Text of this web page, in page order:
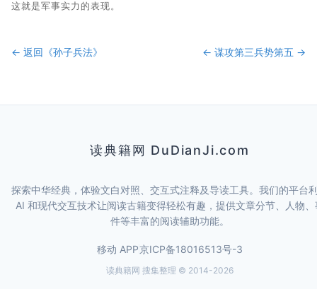
这就是军事实力的表现。
← 返回《孙子兵法》 ← 谋攻第三兵势第五 →
读典籍网 DuDianJi.com
探索中华经典，体验文白对照、交互式注释及导读工具。我们的平台
AI 和现代交互技术让阅读古籍变得轻松有趣，提供文章分节、人物、
件等丰富的阅读辅助功能。
移动 APP京ICP备18016513号-3
读典籍网 搜集整理 © 2014-2026